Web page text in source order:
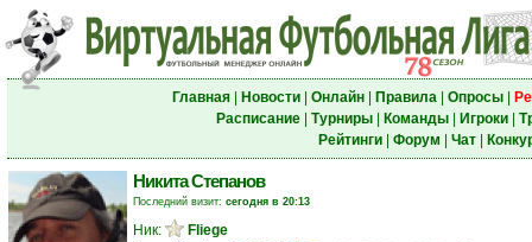
Главная| Новости| Онлайн| Правила| Опросы|
Расписание| Турниры| Команды| Игроки|
Рейтинги| Форум Чат|
Никита Степанов
Последний визит: сегодня в 20:13
Ник:
Fliege